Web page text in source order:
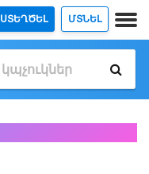
ՍՏԵՂԾԵԼ ՄՏՆԵԼ